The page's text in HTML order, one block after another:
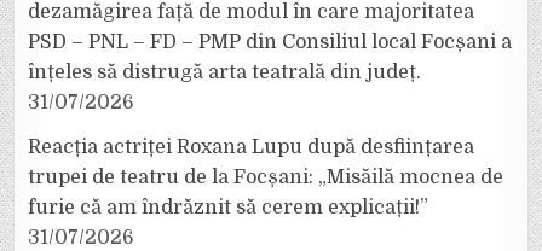
dezamăgirea față de modul în care majoritatea
PSD – PNL – FD – PMP din Consiliul local Focșani a
înțeles să distrugă arta teatrală din județ.
31/07/2026
Reacția actriței Roxana Lupu după desființarea
trupei de teatru de la Focșani: „Misăilă mocnea de
furie că am îndrăznit să cerem explicații!”
31/07/2026